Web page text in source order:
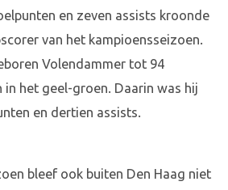
en zeven assists kroonde
van het kampioensseizoen.
Volendammer tot 94
het geel-groen. Daarin was hij
en dertien assists.
bleef ook buiten Den Haag niet